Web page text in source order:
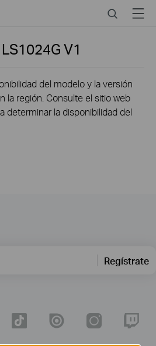
SearchMenu
LS1024GV1
del modelo y la versión
la región. Consulte el sitio web
determinar la disponibilidad del
Regístrate